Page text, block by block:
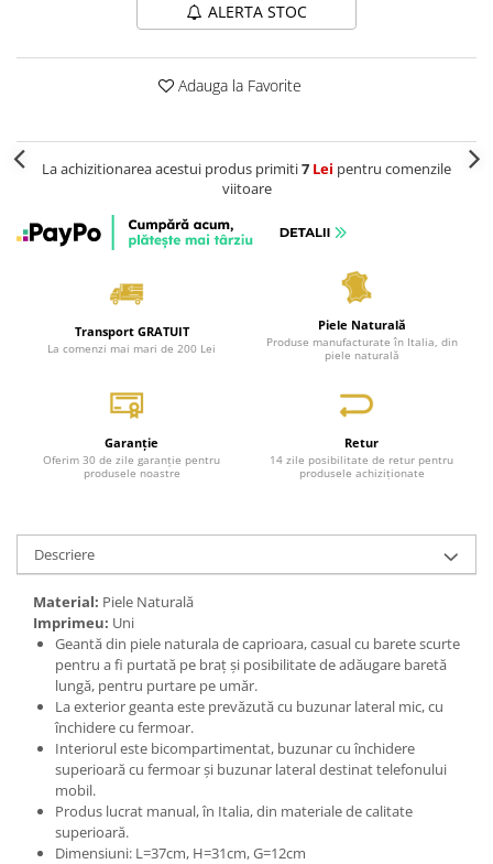
ALERTA STOC
Adauga la Favorite
La achizitionarea acestui produs primiti7 Lei pentru comenzile
viitoare
Transport GRATUIT
La comenzi mai mari de 200 Lei
Piele Naturală
Produse manufacturate în Italia, din
piele naturală
Garanție
Oferim 30 de zile garanție pentru
produsele noastre
Retur
14 zile posibilitate de retur pentru
produsele achiziționate
Descriere
Material: Piele Naturală
Imprimeu: Uni
Geantă din piele naturala de caprioara, casual cu barete scurte
pentru a fi purtată pe braț și posibilitate de adăugare baretă
lungă, pentru purtare pe umăr.
La exterior geanta este prevăzută cu buzunar lateral mic, cu
închidere cu fermoar.
Interiorul este bicompartimentat, buzunar cu închidere
superioară cu fermoar și buzunar lateral destinat telefonului
mobil.
Produs lucrat manual, în Italia, din materiale de calitate
superioară.
Dimensiuni: L=37cm, H=31cm, G=12cm